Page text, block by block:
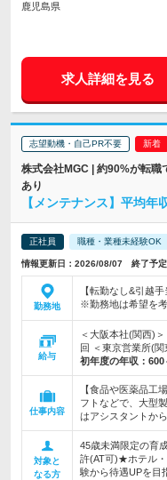
鹿児島県
求人詳細を見る
志望動機・自己PR不要
株式会社MGC | 約90%が転職
あり
【メンテナンス】平均
正社員 職種・業種未経験OK
情報更新日：2026/08/07 終了予
勤務地
【転勤なし&引越
※勤務地は希望を
給与
＜大阪本社(関西)
回 ＜東京営業所(
初年度の年収： 600
仕事内容
【食品や医薬品工
フトなどで、大型
はアシスタントか
対象と
なる方
45歳未満限定の育
許(AT可)★ホテル
験から待遇UPを目